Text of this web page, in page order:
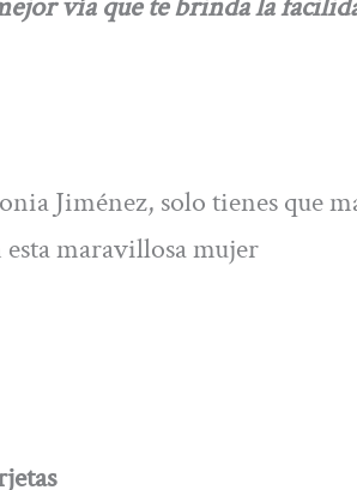
Jiménez, solo tienes que
maravillosa mujer